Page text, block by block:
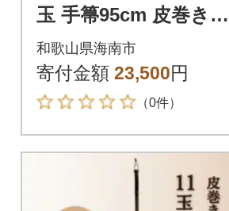
玉 手箒95cm 皮巻き
棕櫚ほうき
和歌山県海南市
寄付金額 23,500円
（0件）